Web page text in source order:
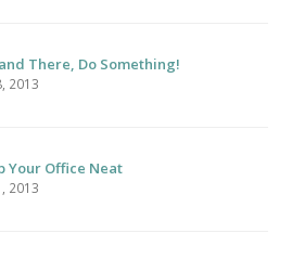
There, Do Something!
2013
Your Office Neat
2013